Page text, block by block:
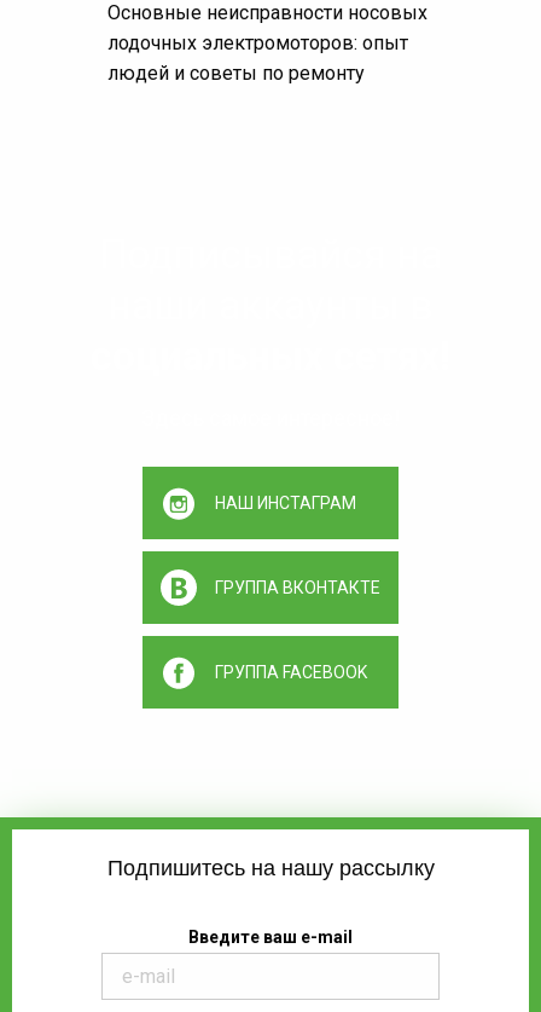
Основные неисправности носовых
лодочных электромоторов: опыт
людей и советы по ремонту
НАШ ИНСТАГРАМ
ГРУППА ВКОНТАКТЕ
ГРУППА FACEBOOK
Подпишитесь на нашу рассылку
Введите ваш e-mail